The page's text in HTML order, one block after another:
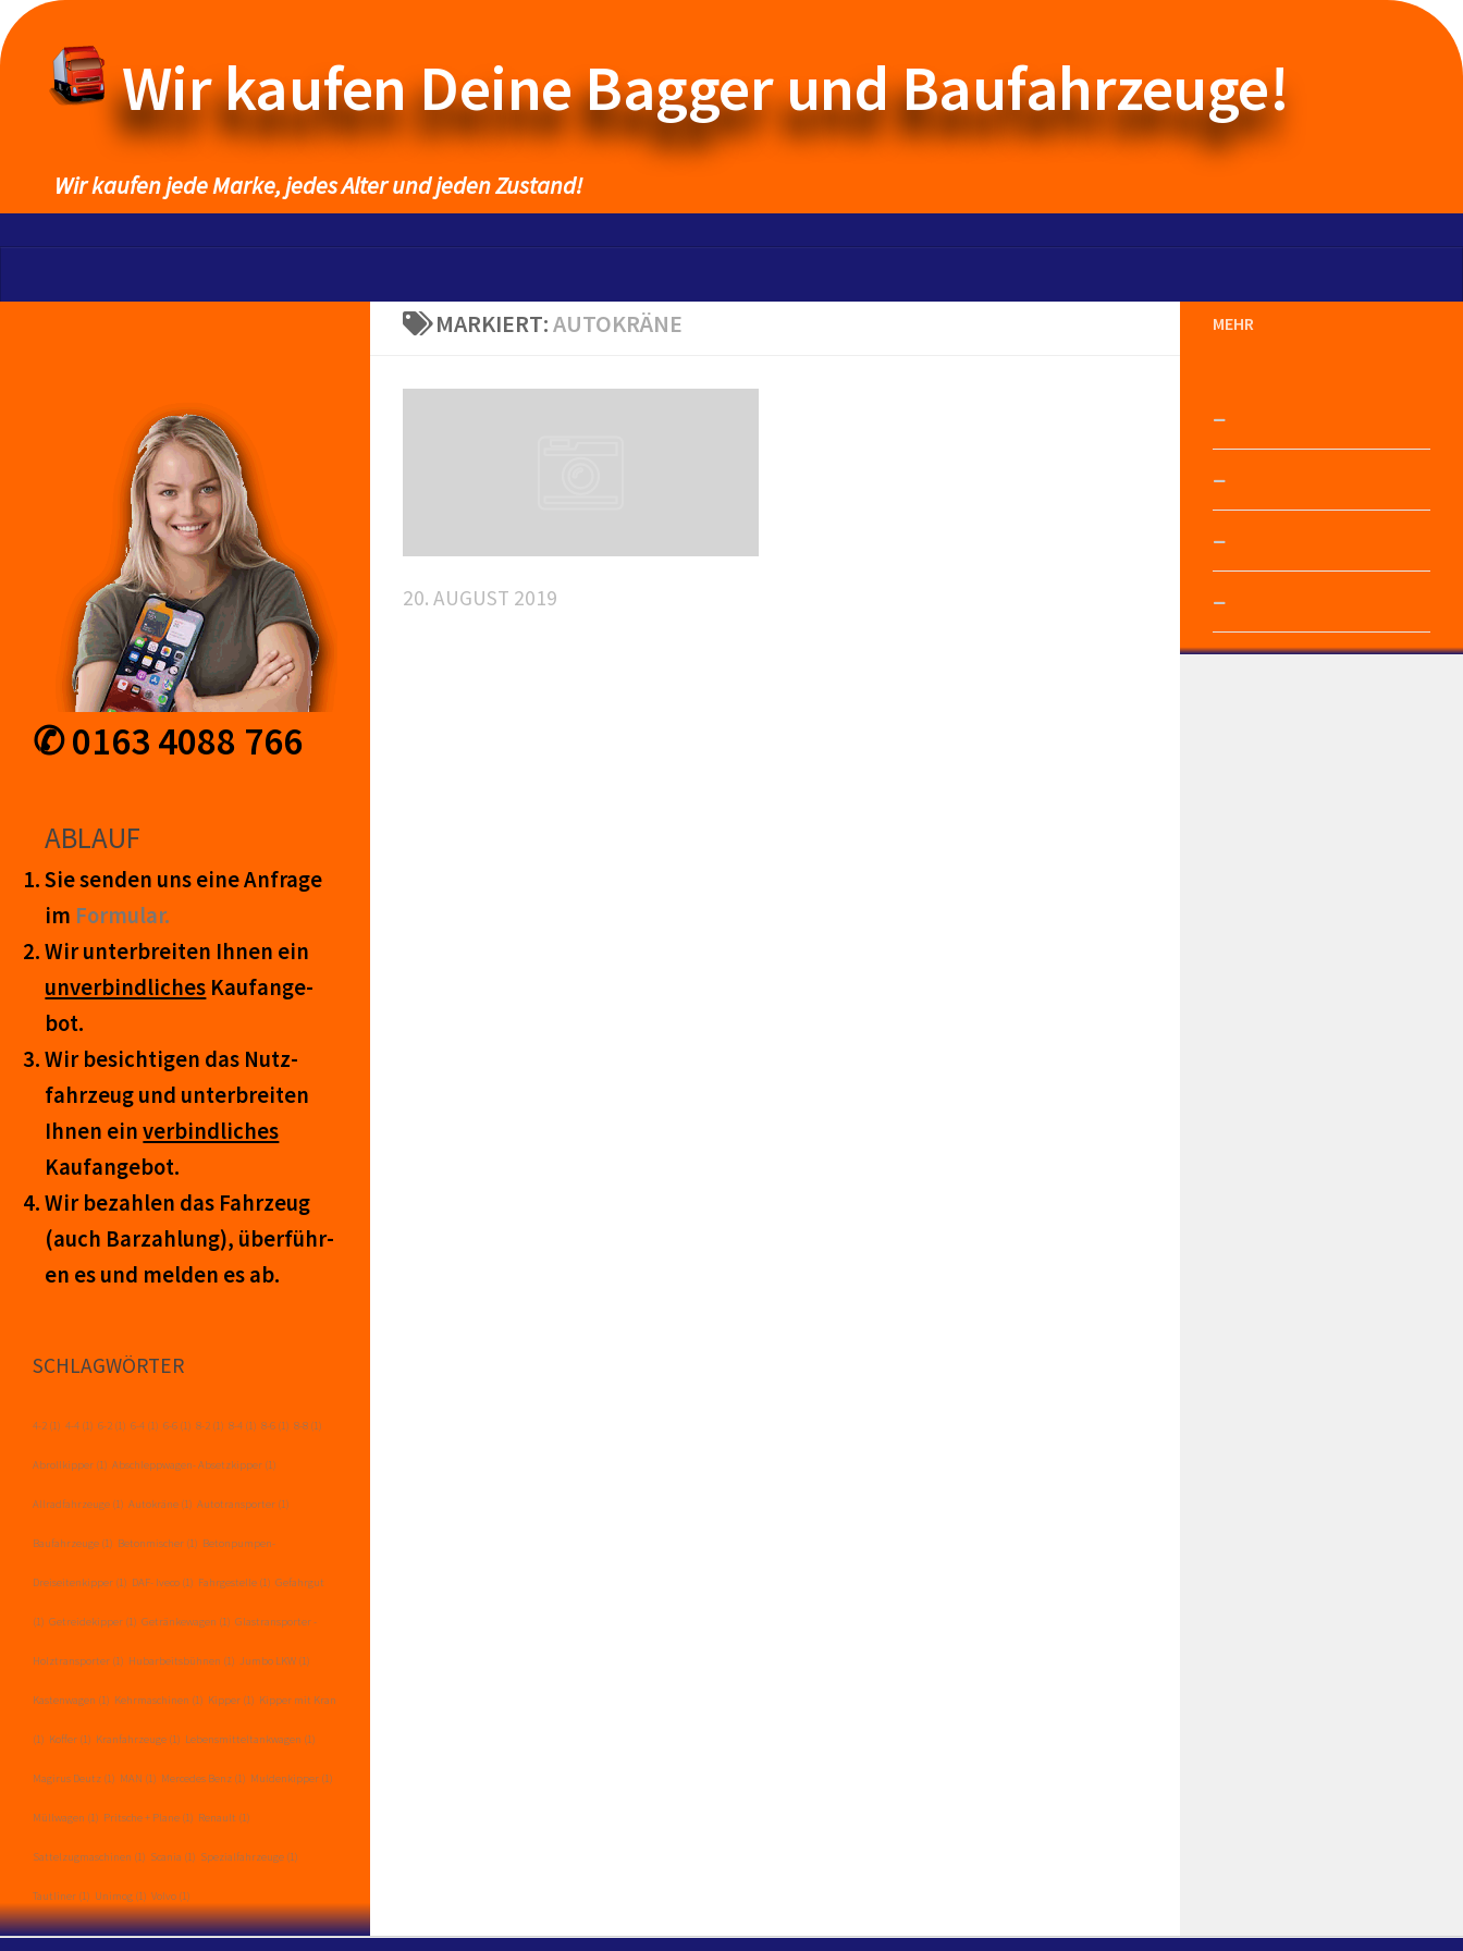
Wir kaufen Deine Bagger und Baufahrzeuge!
Wir kaufen jede Marke, jedes Alter und jeden Zustand!
MARKIERT:AUTOKRÄNE
20. AUGUST 2019
✆ 0163 4088 766
ABLAUF
Sie senden uns eine An­frage
im Form­ular.
Wir unter­breiten Ihnen ein
un­ver­bind­lich­es Kauf­an­ge­
bot.
Wir be­sicht­igen das Nutz­
fahr­zeug und un­ter­breit­en
Ihnen einver­bind­liches
Kauf­an­ge­bot.
Wir be­zahl­en das Fahr­zeug
(auch Barzahlung), über­führ­
en es und mel­den es ab.
SCHLAGWÖRTER
4-2 (1) 4-4 (1) 6-2 (1) 6-4 (1) 6-6 (1) 8-2 (1) 8-4 (1) 8-6 (1) 8-8 (1)
Abrollkipper (1) Abschleppwagen- Absetzkipper (1)
Allradfahrzeuge (1) Autokräne (1) Autotransporter (1)
Baufahrzeuge (1) Betonmischer (1) Betonpumpen-
Dreiseitenkipper (1) DAF- Iveco (1) Fahrgestelle (1) Gefahrgut
(1) Getreidekipper (1) Getränkewagen (1) Glastransporter -
Holztransporter (1) Hubarbeitsbühnen (1) Jumbo LKW (1)
Kastenwagen (1) Kehrmaschinen (1) Kipper (1) Kipper mit Kran
(1) Koffer (1) Kranfahrzeuge (1) Lebensmitteltankwagen (1)
Magirus Deutz (1) MAN (1) Mercedes Benz (1) Muldenkipper (1)
Müllwagen (1) Pritsche + Plane (1) Renault (1)
Sattelzugmaschinen (1) Scania (1) Spezialfahrzeuge (1)
Tautliner (1) Unimog (1) Volvo (1)
MEHR